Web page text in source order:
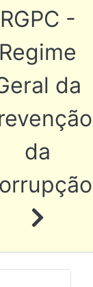
RGPC -
Regime
da
da